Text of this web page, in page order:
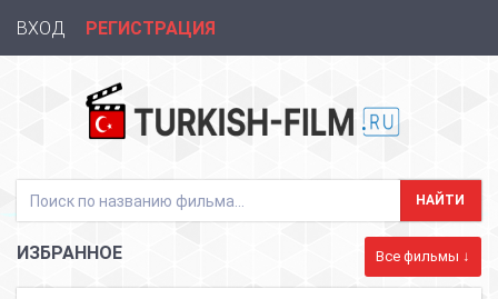
ВХОД РЕГИСТРАЦИЯ
ИЗБРАННОЕ Все фильмы ↓